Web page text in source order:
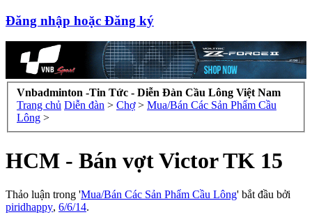
Đăng nhập hoặc Đăng ký
Vnbadminton -Tin Tức - Diễn Đàn Cầu Lông Việt Nam
Trang chủ Diễn đàn > Chợ > Mua/Bán Các Sản Phẩm Cầu
Lông >
HCM - Bán vợt Victor TK 15
Thảo luận trong 'Mua/Bán Các Sản Phẩm Cầu Lông' bắt đầu bởi
piridhappy, 6/6/14.